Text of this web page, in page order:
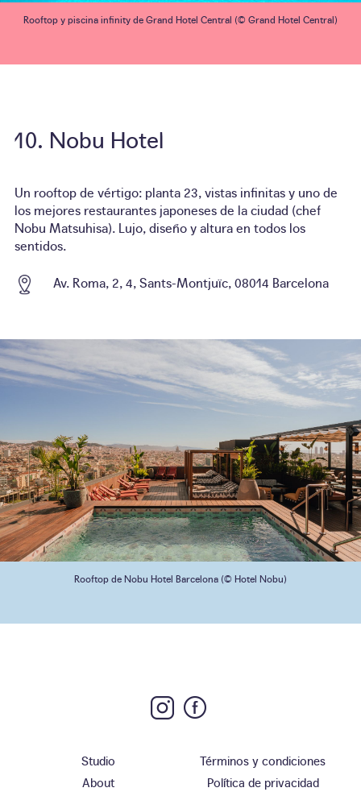
Rooftop y piscina infinity de Grand Hotel Central (© Grand Hotel Central)
Nobu Hotel
Un rooftop de vértigo: planta 23, vistas infinitas y uno de
los mejores restaurantes japoneses de la ciudad (chef
Nobu Matsuhisa). Lujo, diseño y altura en todos los
sentidos.
Av. Roma, 2, 4, Sants-Montjuïc, 08014 Barcelona
Rooftop de Nobu Hotel Barcelona (© Hotel Nobu)
Studio
About
Términos y condiciones
Política de privacidad